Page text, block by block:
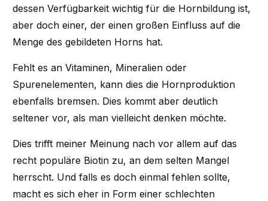
dessen Verfügbarkeit wichtig für die Hornbildung ist,
aber doch einer, der einen großen Einfluss auf die
Menge des gebildeten Horns hat.
Fehlt es an Vitaminen, Mineralien oder
Spurenelementen, kann dies die Hornproduktion
ebenfalls bremsen. Dies kommt aber deutlich
seltener vor, als man vielleicht denken möchte.
Dies trifft meiner Meinung nach vor allem auf das
recht populäre Biotin zu, an dem selten Mangel
herrscht. Und falls es doch einmal fehlen sollte,
macht es sich eher in Form einer schlechten